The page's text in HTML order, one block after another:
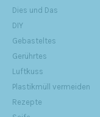
Dies und Das
DIY
Gebasteltes
Gerührtes
Luftkuss
Plastikmüll vermeiden
Rezepte